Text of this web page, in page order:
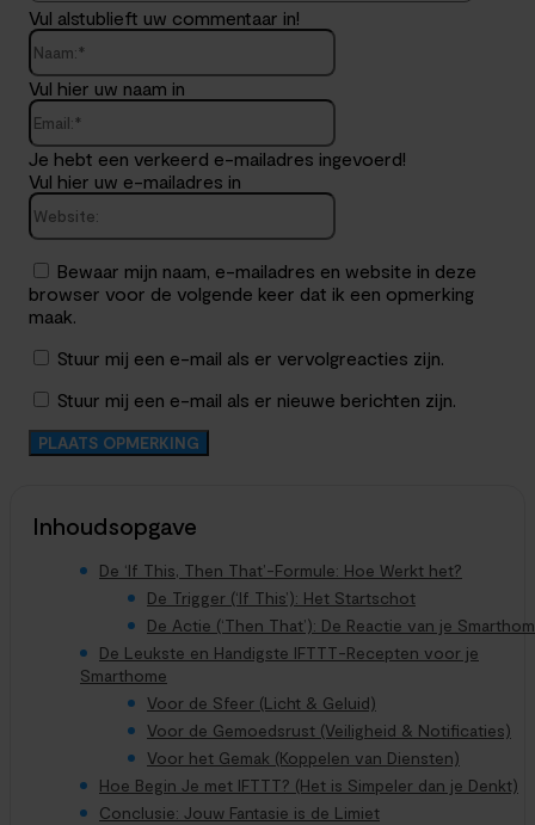
Vul alstublieft uw commentaar in!
Naam:*
Vul hier uw naam in
Email:*
Je hebt een verkeerd e-mailadres ingevoerd!
Vul hier uw e-mailadres in
Website:
Bewaar mijn naam, e-mailadres en website in deze
browser voor de volgende keer dat ik een opmerking
maak.
Stuur mij een e-mail als er vervolgreacties zijn.
Stuur mij een e-mail als er nieuwe berichten zijn.
Inhoudsopgave
De ‘If This, Then That’-Formule: Hoe Werkt het?
De Trigger (‘If This’): Het Startschot
De Actie (‘Then That’): De Reactie van je
De Leukste en Handigste IFTTT-Recepten voor je
Smarthome
Voor de Sfeer (Licht & Geluid)
Voor de Gemoedsrust (Veiligheid & Notificaties)
Voor het Gemak (Koppelen van Diensten)
Hoe Begin Je met IFTTT? (Het is Simpeler dan je Denkt)
Conclusie: Jouw Fantasie is de Limiet